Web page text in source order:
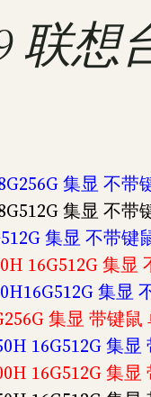
联
集显 不带
集显 不带
集显 不带键
16G512G 集显
集显
集显 带键鼠
16G512G 集
16G512G 集显